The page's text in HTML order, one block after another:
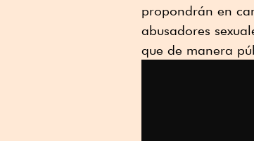
propondrán en
abusadores
que de manera